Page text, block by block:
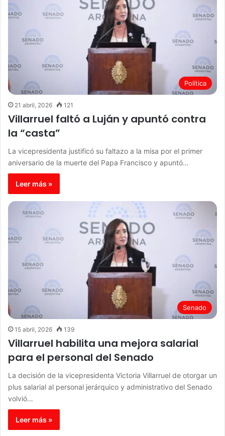
Política
21 abril, 2026 121
Villarruel faltó a Luján y apuntó contra
la “casta”
La vicepresidenta justificó su faltazo a la misa por el primer
aniversario de la muerte del Papa Francisco y apuntó…
Leer más »
Senado
15 abril, 2026 139
Villarruel habilita una mejora salarial
para el personal del Senado
La decisión de la vicepresidenta Victoria Villarruel de otorgar un
plus salarial al personal jerárquico y administrativo del Senado
volvió…
Leer más »